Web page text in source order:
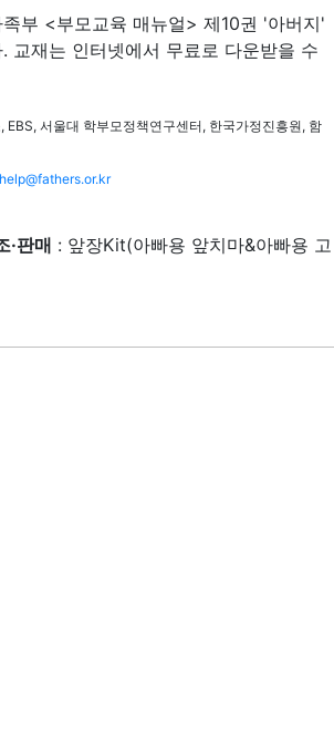
족부 <부모교육 매뉴얼> 제10권 '아버지'
교재는 인터넷에서 무료로 다운받을 수
EBS, 서울대 학부모정책연구센터, 한국가정진흥원, 함
help@fathers.or.kr
판매 : 앞장Kit(아빠용 앞치마&아빠용 고